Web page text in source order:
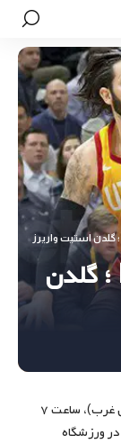
پیش بینی بسکتبال NBA ؛ گلدن
(کنفرانس غرب)، ساعت ۷
در ورزشگاه